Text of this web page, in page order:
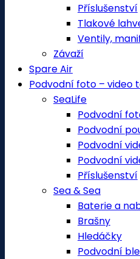
Příslušenství
Tlakové
Ventily,
Závaží
Spare Air
Podvodní foto – video
SeaLife
Podvodní
Podvodní
Podvodní
Podvodní
Příslušenství
Sea & Sea
Baterie a
Brašny
Hledáčky
Podvodní